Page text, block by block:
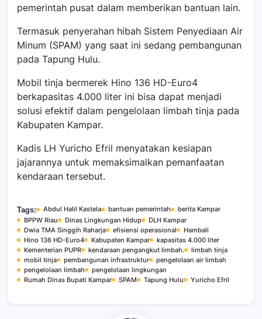
pemerintah pusat dalam memberikan bantuan lain.
Termasuk penyerahan hibah Sistem Penyediaan Air
Minum (SPAM) yang saat ini sedang pembangunan
pada Tapung Hulu.
Mobil tinja bermerek Hino 136 HD-Euro4
berkapasitas 4.000 liter ini bisa dapat menjadi
solusi efektif dalam pengelolaan limbah tinja pada
Kabupaten Kampar.
Kadis LH Yuricho Efril menyatakan kesiapan
jajarannya untuk memaksimalkan pemanfaatan
kendaraan tersebut.
Tags: Abdul Halil Kastela bantuan pemerintah
berita Kampar
BPPW Riau
Dinas Lingkungan Hidup
DLH Kampar
Dwia TMA Singgih Raharja
efisiensi operasional
Hambali
Hino 136 HD-Euro4
Kabupaten Kampar
kapasitas 4.000 liter
Kementerian PUPR
kendaraan pengangkut limbah.
limbah tinja
mobil tinja
pembangunan infrastruktur
pengelolaan air limbah
pengelolaan limbah
pengelolaan lingkungan
Rumah Dinas Bupati Kampar
SPAM Tapung Hulu Yuricho Efril